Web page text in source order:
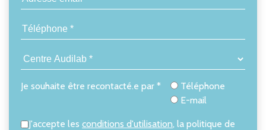
Je souhaite être recontacté.e par *
Téléphone
E-mail
J'accepte les conditions d'utilisation, la politique de